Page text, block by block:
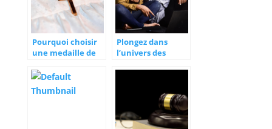
Pourquoi choisir
une medaille de
pour marquer ce
moment special
Plongez dans
l’univers des
realite virtuelle